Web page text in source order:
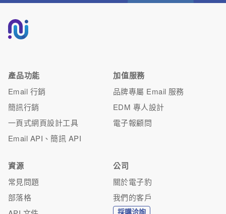
產品功能
Email 行銷
簡訊行銷
一頁式網頁設計工具
Email API、簡訊 API
加值服務
品牌專屬 Email 服務
EDM 專人設計
電子報顧問
資源
常見問題
部落格
公司
關於電子豹
我們的客戶
採購洽詢